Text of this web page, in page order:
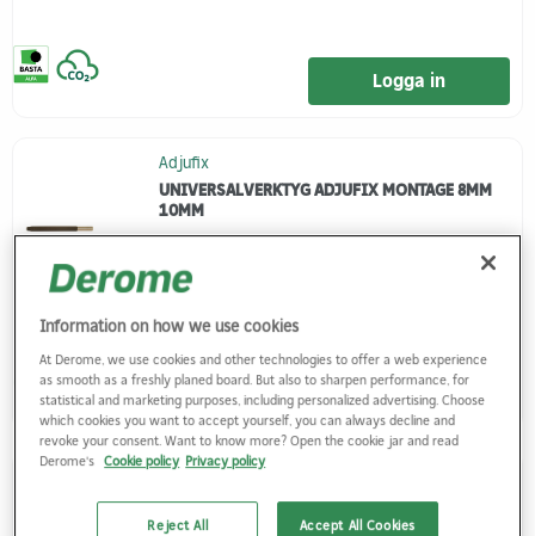
Logga in
Adjufix
UNIVERSALVERKTYG ADJUFIX MONTAGE 8MM
10MM
Artikelnr.
Logga in
Adjufix
SPÄRRSKAFT ADJUFIX NYE 10MM INSEXGREPP
Information on how we use cookies
At Derome, we use cookies and other technologies to offer a web experience
as smooth as a freshly planed board. But also to sharpen performance, for
statistical and marketing purposes, including personalized advertising. Choose
which cookies you want to accept yourself, you can always decline and
revoke your consent. Want to know more? Open the cookie jar and read
Derome's Cookie policy Privacy policy
Reject All Accept All Cookies